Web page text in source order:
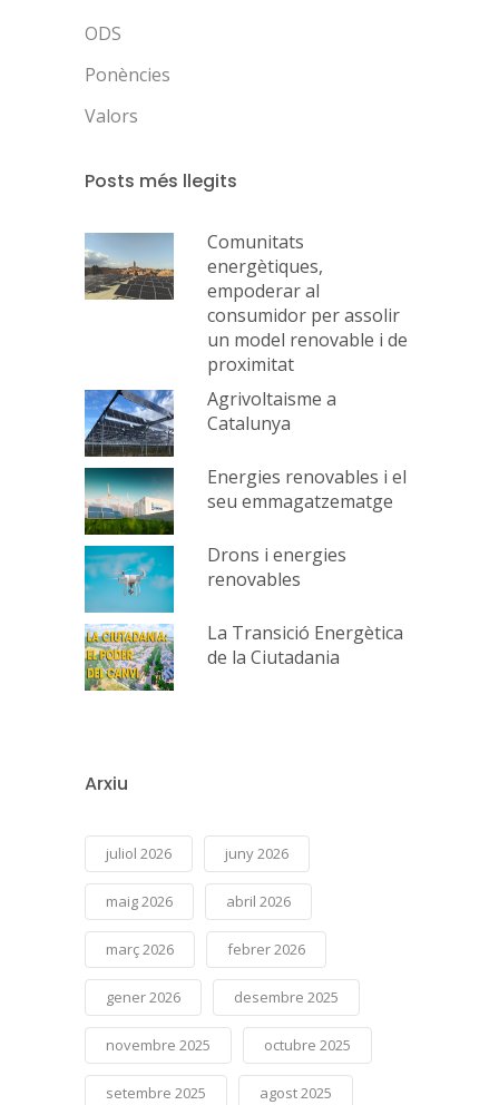
ODS
Ponències
Valors
Posts més llegits
Comunitats
energètiques,
empoderar al
consumidor per assolir
un model renovable i de
proximitat
Agrivoltaisme a
Catalunya
Energies renovables i el
seu emmagatzematge
Drons i energies
renovables
La Transició Energètica
de la Ciutadania
Arxiu
juliol 2026 juny 2026
maig 2026 abril 2026
març 2026 febrer 2026
gener 2026 desembre 2025
novembre 2025 octubre 2025
setembre 2025 agost 2025